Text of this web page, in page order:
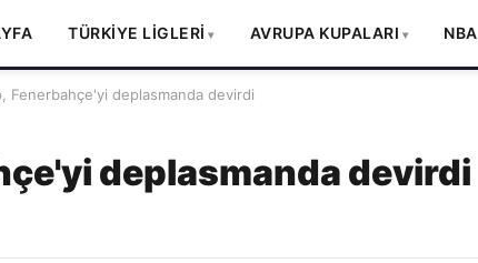
TÜRKİYE LİGLERİ AVRUPA KUPALARI NBA
Fenerbahçe'yi deplasmanda devirdi
deplasmanda devirdi